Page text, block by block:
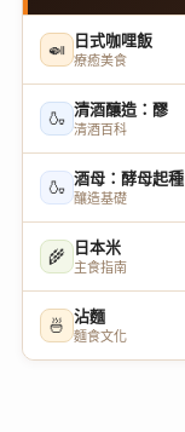
🍛 日式咖哩飯
療癒美食
🍶 清酒釀造：醪
清酒百科
🍶 酒母：酵母起種
釀造基礎
🌾 日本米
主食指南
🍜 沾麵
麵食文化